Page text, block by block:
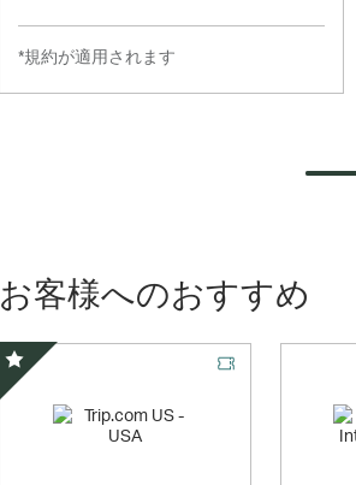
*規約が適用されます
お客様へのおすすめ
スペシャルオファー